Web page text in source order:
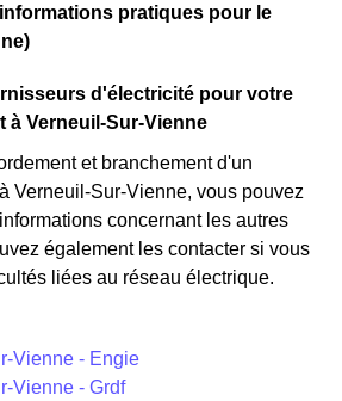
pratiques pour le
d'électricité pour votre
à Verneuil-Sur-Vienne
et branchement d'un
Verneuil-Sur-Vienne, vous pouvez
concernant les autres
également les contacter si vous
liées au réseau électrique.
Vienne - Engie
Vienne - Grdf